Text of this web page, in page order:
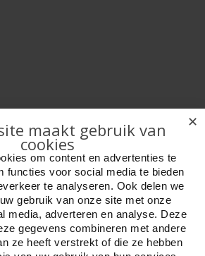
✕
maakt gebruik van
cookies
om content en advertenties te
functies voor social media te bieden
te analyseren. Ook delen we
gebruik van onze site met onze
media, adverteren en analyse. Deze
gegevens combineren met andere
ze heeft verstrekt of die ze hebben